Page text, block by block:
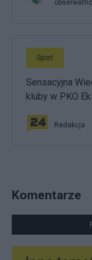
Sport
Sensacyjna
kluby w PKO
Redakcja
Komentarze